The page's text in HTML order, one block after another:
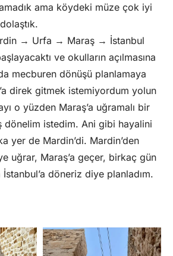
ama köydeki müze çok iyi
→ Urfa → Maraş → İstanbul
ve okulların açılmasına
mecburen dönüşü planlamaya
direk gitmek istemiyordum yolun
o yüzden Maraş’a uğramalı bir
dönelim istedim. Ani gibi hayalini
yer de Mardin’di. Mardin’den
uğrar, Maraş’a geçer, birkaç gün
döneriz diye planladım.